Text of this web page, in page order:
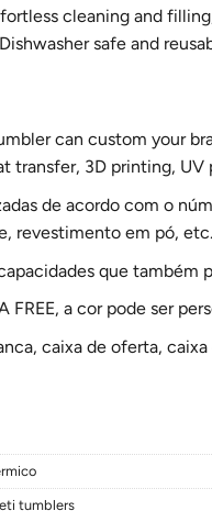
cleaning and
safe and
can custom your
transfer, 3D printing,
de acordo com o
revestimento em pó, etc.
que também
FREE, a cor pode ser
caixa de oferta,
tumblers